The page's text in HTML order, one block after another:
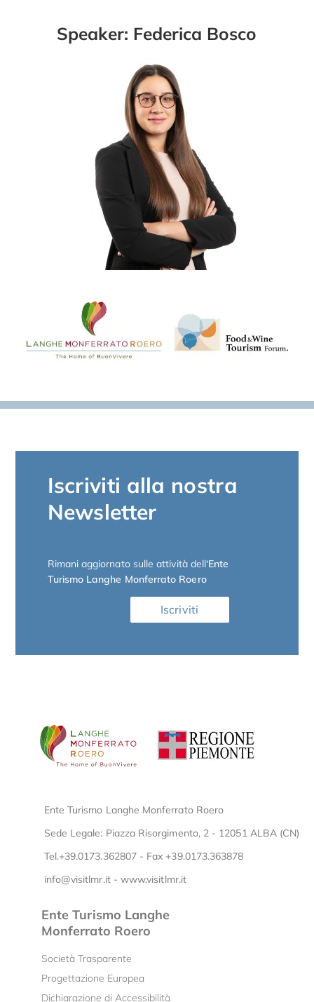
Speaker: Federica Bosco
Iscriviti alla nostra
Newsletter
Rimani aggiornato sulle attività dell‘Ente
Turismo Langhe Monferrato Roero
Iscriviti
Ente Turismo Langhe Monferrato Roero
Sede Legale: Piazza Risorgimento, 2 - 12051 ALBA (CN)
Tel.+39.0173.362807 - Fax +39.0173.363878
info@visitlmr.it- www.visitlmr.it
Ente Turismo Langhe
Monferrato Roero
Società Trasparente
Progettazione Europea
Dichiarazione di Accessibilità